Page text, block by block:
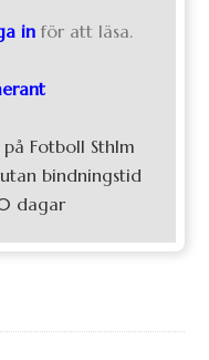
in för att läsa.
Fotboll Sthlm
bindningstid
dagar